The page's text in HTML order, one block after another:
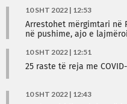
10 SHT 2022 | 12:53
Arrestohet mërgimtari në
në pushime, ajo e
10 SHT 2022 | 12:51
25 raste të reja me
10 SHT 2022 | 12:43